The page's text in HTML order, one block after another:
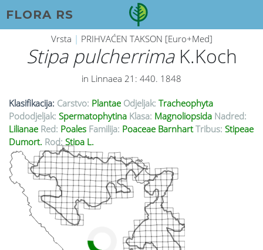
FLORA RS
Vrsta | PRIHVAĆEN TAKSON [Euro+Med]
Stipa pulcherrimaK.Koch
in Linnaea 21: 440. 1848
Klasifikacija: Carstvo: Plantae Odjeljak: Tracheophyta
Pododjeljak: Spermatophytina Klasa: Magnoliopsida Nadred:
Lilianae Red: Poales Familija: Poaceae BarnhartTribus: Stipeae
Dumort. Rod: Stipa L.